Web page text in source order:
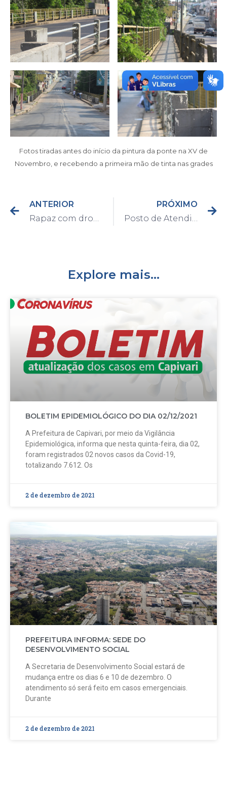
Fotos tiradas antes do início da pintura da ponte na XV de
Novembro, e recebendo a primeira mão de tinta nas grades
ANTERIOR
Rapaz com drogas é abordado em Capivari
PRÓXIMO
Posto de Atendimento ao Trabalhador oferece 4 vagas de emprego nesta quinta-feira
Explore mais...
BOLETIM EPIDEMIOLÓGICO DO DIA 02/12/2021
A Prefeitura de Capivari, por meio da Vigilância
Epidemiológica, informa que nesta quinta-feira, dia 02,
foram registrados 02 novos casos da Covid-19,
totalizando 7.612. Os
2 de dezembro de 2021
PREFEITURA INFORMA: SEDE DO
DESENVOLVIMENTO SOCIAL
A Secretaria de Desenvolvimento Social estará de
mudança entre os dias 6 e 10 de dezembro. O
atendimento só será feito em casos emergenciais.
Durante
2 de dezembro de 2021